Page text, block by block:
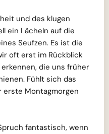
und des klugen
ein Lächeln auf die
Seufzen. Es ist die
oft erst im Rückblick
die uns früher
Fühlt sich das
Montagmorgen
fantastisch, wenn